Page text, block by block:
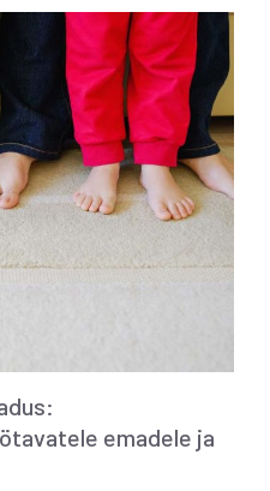
emadele ja